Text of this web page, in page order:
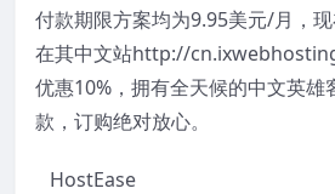
付款期限方案均为9.95美元/月，
在其中文站http://
优惠10%，拥有全天候的中文英雄
款，订购绝对放心。
HostEase